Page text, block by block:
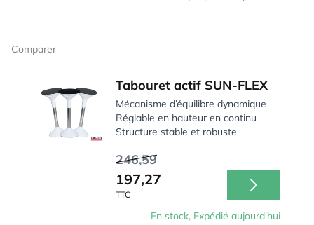
Comparer
Tabouret actif SUN-FLEX
Mécanisme d’équilibre dynamique
Réglable en hauteur en continu
Structure stable et robuste
246,59
197,27
TTC
En stock, Expédié aujourd'hui